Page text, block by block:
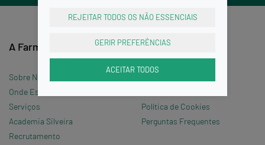
REJEITAR TODOS OS NÃO ESSENCIAIS
GERIR PREFERÊNCIAS
ACEITAR TODOS
A Farmácia
Sobre Nós
Onde Estamos »
Serviços
Academia Silveira
Recrutamento
Informações
Política de Cookies
Perguntas Frequentes